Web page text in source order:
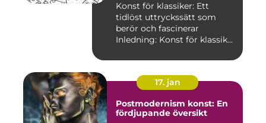
Konst för klassiker: Ett
tidlöst uttryckssätt som
berör och fascinerar
Inledning: Konst för klassik...
17. jan
Postmodernism konst: En
fördjupande översikt